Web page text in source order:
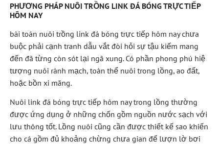
PHƯƠNG PHÁP NUÔI TRỒNG LINK ĐÁ BÓNG TRỰC TIẾP
HÔM NAY
bài toán nuôi trồng link đá bóng trực tiếp hôm nay chưa
buộc phải cạnh tranh dẫu vắt đòi hỏi sự tậu kiếm mang
đến đã từng còn sót lại ngã xung. Có phần phong phú hiệ
tượng nuôi rành mạch, toàn thể nuôi trong lồng, ao đất,
hoặc bồn xi măng.
Nuôi link đá bóng trực tiếp hôm nay trong lồng thường
được ứng dụng ở những chốn gồm nguồn nước sạch với
lưu thông tốt. Lồng nuôi cũng cần được thiết kế sao khiến
cho cá gồm đủ khoảng chừng chưa gian để lượn lờ bơi